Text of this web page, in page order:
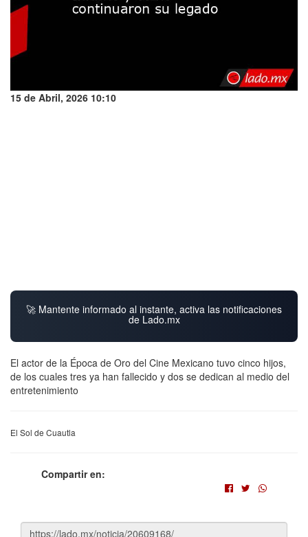
15 de Abril, 2026 10:10
🚀 Mantente informado al instante, activa las notificaciones
de Lado.mx
El actor de la Época de Oro del Cine Mexicano tuvo cinco hijos,
de los cuales tres ya han fallecido y dos se dedican al medio del
entretenimiento
El Sol de Cuautla
Compartir en: